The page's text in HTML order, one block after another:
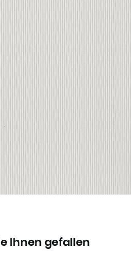
Ihnen gefallen